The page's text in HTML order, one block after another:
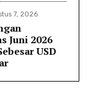
7, 2026
Juni 2026
USD